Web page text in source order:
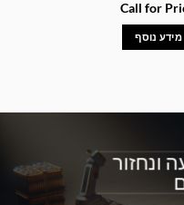
Call for
מידע נוסף
ונחזור